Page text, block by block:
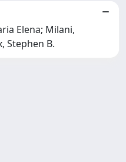
Elena; Milani,
Stephen B.